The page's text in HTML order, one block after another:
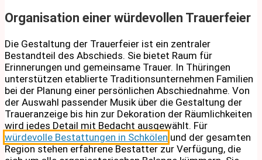
Organisation einer würdevollen Trauerfeier
Die Gestaltung der Trauerfeier ist ein zentraler
Bestandteil des Abschieds. Sie bietet Raum für
Erinnerungen und gemeinsame Trauer. In Thüringen
unterstützen etablierte Traditionsunternehmen Familien
bei der Planung einer persönlichen Abschiednahme. Von
der Auswahl passender Musik über die Gestaltung der
Traueranzeige bis hin zur Dekoration der Räumlichkeiten
wird jedes Detail mit Bedacht ausgewählt. Für
würdevolle Bestattungen in Schkölen und der gesamten
Region stehen erfahrene Bestatter zur Verfügung, die